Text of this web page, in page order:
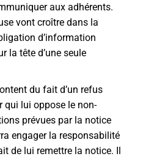
aux adhérents.
vont croître dans la
d’information
la tête d’une seule
du fait d’un refus
qui lui oppose le non-
prévues par la notice
engager la responsabilité
de lui remettre la notice. Il